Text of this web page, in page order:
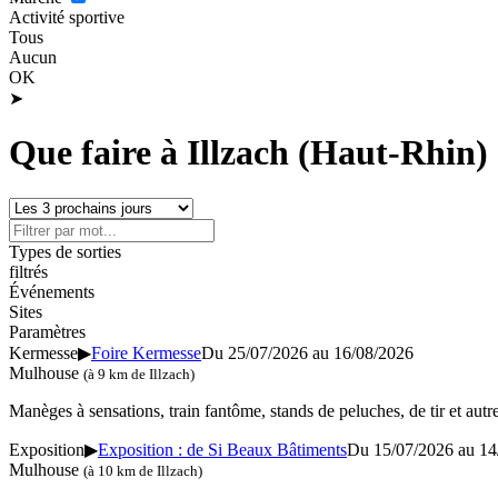
Activité sportive
Tous
Aucun
OK
➤
Que faire à Illzach (Haut-Rhin)
Types de sorties
filtrés
Événements
Sites
Paramètres
Kermesse▶Foire KermesseDu 25/07/2026 au 16/08/2026
Mulhouse (à 9 km de Illzach)
Manèges à sensations, train fantôme, stands de peluches, de tir et
Exposition▶Exposition : de Si Beaux BâtimentsDu 15/07/2026 au
Mulhouse (à 10 km de Illzach)